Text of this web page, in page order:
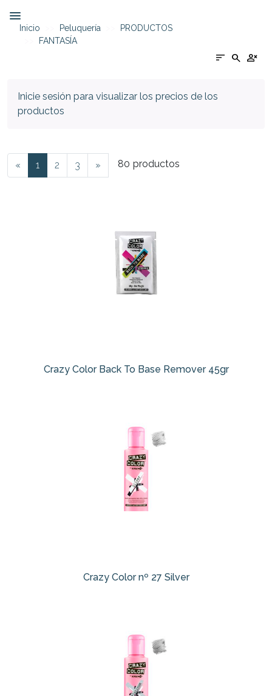
Inicio Peluquería
PRODUCTOS
FANTASÍA
sort search person_cancel
Inicie sesión para visualizar los precios de los
productos
« 1 2 3 » 80 productos
Crazy Color Back To Base Remover 45gr
Crazy Color nº 27 Silver